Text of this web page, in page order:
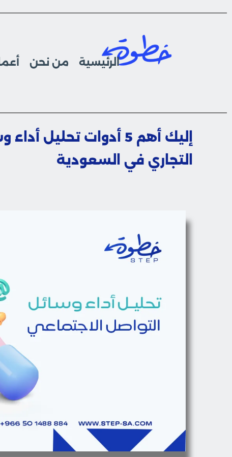
الرئيسية من نحن
إليك أهم 5 أدوات
التجاري في السعودية